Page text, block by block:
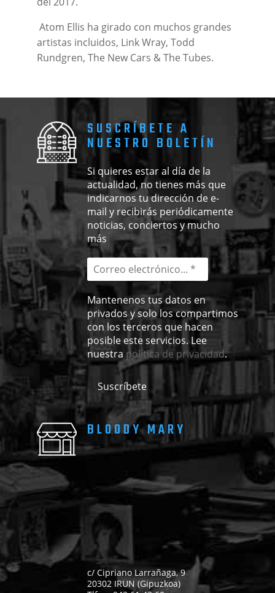
Atom Ellis ha girado con muchos grandes
artistas incluidos, Link Wray, Todd
Rundgren, The New Cars & The Tubes.
SUSCRÍBETE A
NUESTRO BOLETÍN
Si quieres estar al día de la
actualidad, no tienes más que
indicarnos tu dirección de e-
mail y recibirás periódicamente
noticias, conciertos y mucho
más
Mantenenos tus datos en
privados y solo los compartimos
con los terceros que hacen
posible este servicios. Lee
nuestra política de privacidad.
BLOODY MARY
c/ Cipriano Larrañaga, 9
20302 IRUN (Gipuzkoa)